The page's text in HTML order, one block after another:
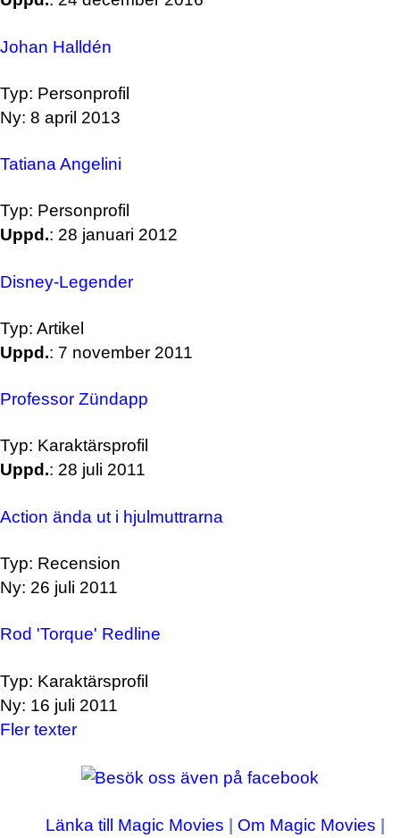
Johan Halldén
Typ: Personprofil
Ny: 8 april 2013
Tatiana Angelini
Typ: Personprofil
Uppd.: 28 januari 2012
Disney-Legender
Typ: Artikel
Uppd.: 7 november 2011
Professor Zündapp
Typ: Karaktärsprofil
Uppd.: 28 juli 2011
Action ända ut i hjulmuttrarna
Typ: Recension
Ny: 26 juli 2011
Rod 'Torque' Redline
Typ: Karaktärsprofil
Ny: 16 juli 2011
Fler texter
Länka till Magic Movies Om Magic Movies